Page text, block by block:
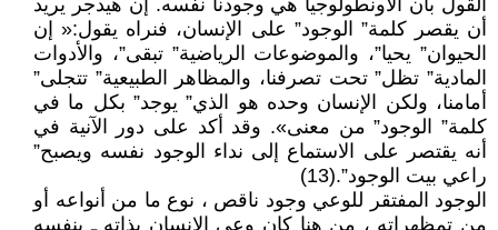
القول بأن الأونطولوجيا هي وجودنا نفسه. إن هيدجر يريد
أن يقصر كلمة” الوجود” على الإنسان، فنراه يقول:« إن
الحيوان” يحيا”، والموضوعات الرياضية” تبقى”، والأدوات
المادية” تظل” تحت تصرفنا، والمظاهر الطبيعية” تتجلى”
أمامنا، ولكن الإنسان وحده هو الذي” يوجد” بكل ما في
كلمة” الوجود” من معنى». وقد أكد على دور الآنية في
أنه يقتصر على الاستماع إلى نداء الوجود نفسه ويصبح”
راعي بيت الوجود”.(13)
الوجود المفتقر للوعي وجود ناقص ، نوع ما من أنواعه أو
من تمظهراته ، من هنا كان وعي الإنسان بذاته ـ بنفسه